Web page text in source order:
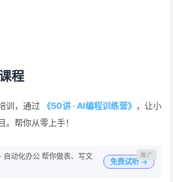
程
训，通过 《50讲 · AI编程训练营》 ，让小
。帮你从零上手！
自动化办公 帮你做表、写文
免费试听 →